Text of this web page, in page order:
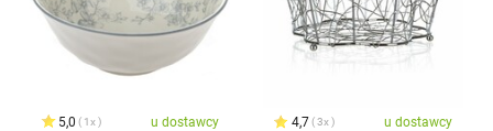
5,0 1x u dostawcy 4,7 3x u dostawcy